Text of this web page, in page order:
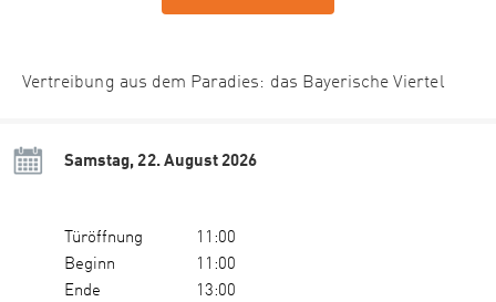
Vertreibung aus dem Paradies: das Bayerische Viertel
Samstag, 22. August 2026
Türöffnung
11:00
Beginn
11:00
Ende
13:00